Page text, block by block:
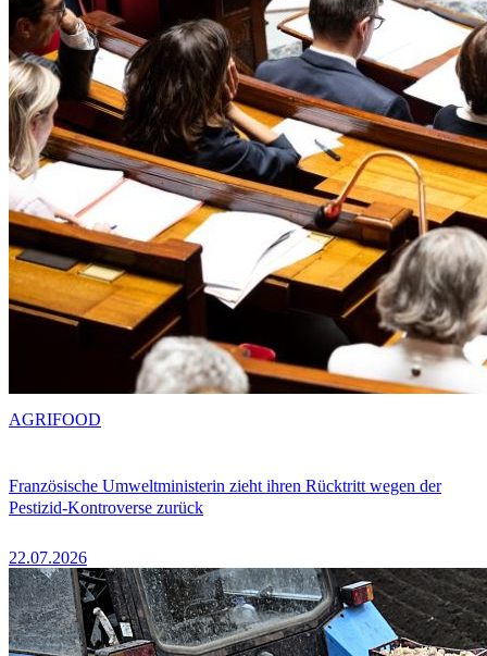
Französische Umweltministerin zieht ihren Rücktritt wegen der
Pestizid-Kontroverse zurück
22.07.2026
AGRIFOOD